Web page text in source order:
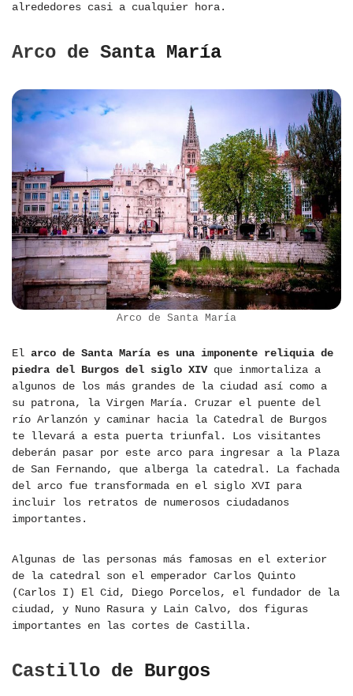
alrededores casi a cualquier hora.
Arco de Santa María
Arco de Santa María
El arco de Santa María es una imponente reliquia de
piedra del Burgos del siglo XIVque inmortaliza a
algunos de los más grandes de la ciudad así como a
su patrona, la Virgen María. Cruzar el puente del
río Arlanzón y caminar hacia la Catedral de Burgos
te llevará a esta puerta triunfal. Los visitantes
deberán pasar por este arco para ingresar a la Plaza
de San Fernando, que alberga la catedral. La fachada
del arco fue transformada en el siglo XVI para
incluir los retratos de numerosos ciudadanos
importantes.
Algunas de las personas más famosas en el exterior
de la catedral son el emperador Carlos Quinto
(Carlos I) El Cid, Diego Porcelos, el fundador de la
ciudad, y Nuno Rasura y Lain Calvo, dos figuras
importantes en las cortes de Castilla.
Castillo de Burgos